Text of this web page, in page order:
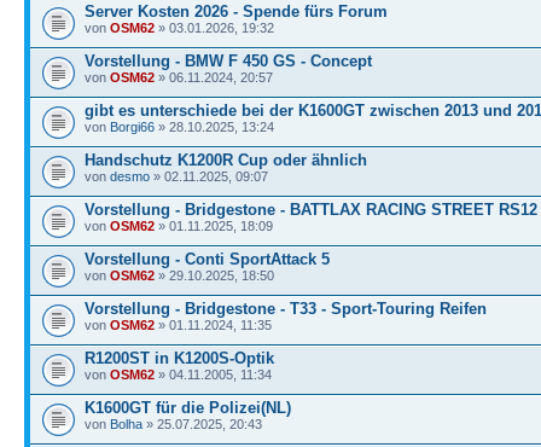
Server Kosten 2026 - Spende fürs Forum
von OSM62 » 03.01.2026, 19:32
Vorstellung - BMW F 450 GS - Concept
von OSM62 » 06.11.2024, 20:57
gibt es unterschiede bei der K1600GT zwischen 2013 und
von Borgi66 » 28.10.2025, 13:24
Handschutz K1200R Cup oder ähnlich
von desmo » 02.11.2025, 09:07
Vorstellung - Bridgestone - BATTLAX RACING STREET RS12
von OSM62 » 01.11.2025, 18:09
Vorstellung - Conti SportAttack 5
von OSM62 » 29.10.2025, 18:50
Vorstellung - Bridgestone - T33 - Sport-Touring Reifen
von OSM62 » 01.11.2024, 11:35
R1200ST in K1200S-Optik
von OSM62 » 04.11.2005, 11:34
K1600GT für die Polizei(NL)
von Bolha » 25.07.2025, 20:43